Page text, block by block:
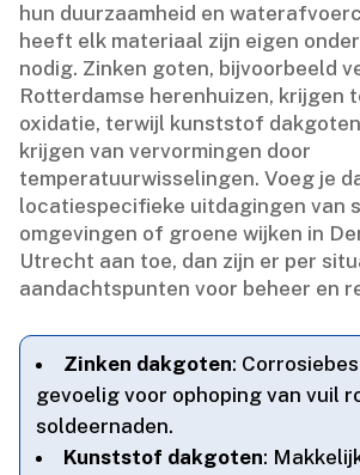
hun duurzaamheid en
heeft elk materiaal zijn eigen
nodig.​ Zinken goten, bijvoorbeeld
Rotterdamse herenhuizen, krijgen
oxidatie, terwijl kunststof
krijgen van vervormingen door
temperatuurwisselingen.​ Voeg je
locatiespecifieke uitdagingen van
omgevingen of groene wijken in
Utrecht aan toe, dan zijn er per
aandachtspunten voor beheer en
Zinken dakgoten:
gevoelig voor ophoping van vuil
soldeernaden.​
Kunststof dakgoten: